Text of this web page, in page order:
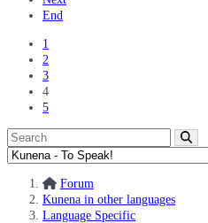
End
1
2
3
4
5
Forum
Kunena in other languages
Language Specific